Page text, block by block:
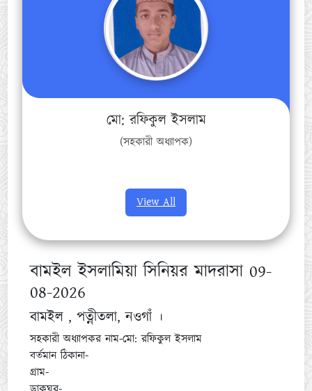
মো: রফিকুল ইসলাম
(সহকারী অধ্যাপক)
View All
বামইল ইসলামিয়া সিনিয়র মাদরাসা 09-
08-2026
বামইল , পত্নীতলা, নওগাঁ ।
সহকারী অধ্যাপকর নাম-মো: রফিকুল ইসলাম
বর্তমান ঠিকানা-
গ্রাম-